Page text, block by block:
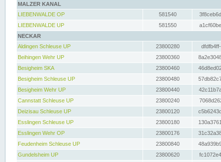
MALZER KANAL
LIEBENWALDE OP
581540
LIEBENWALDE UP
581550
NECKAR
Aldingen Schleuse UP
23800280
Beihingen Wehr UP
23800360
Besigheim SKA
23800460
Besigheim Schleuse UP
23800480
Besigheim Wehr UP
23800440
Cannstatt Schleuse UP
23800240
Deizisau Schleuse UP
23800120
Esslingen Schleuse UP
23800180
Esslingen Wehr OP
23800176
Feudenheim Schleuse UP
23800840
Gundelsheim UP
23800620